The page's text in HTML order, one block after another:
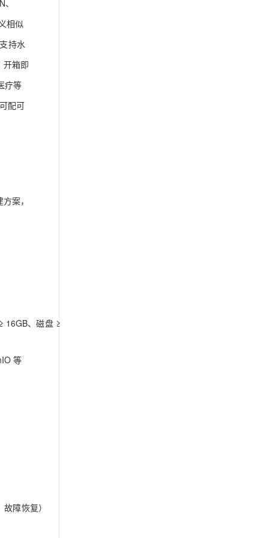
相似
持水
箱即
疗等
配可
案，
16GB、磁盘 ≥
等
障恢复）